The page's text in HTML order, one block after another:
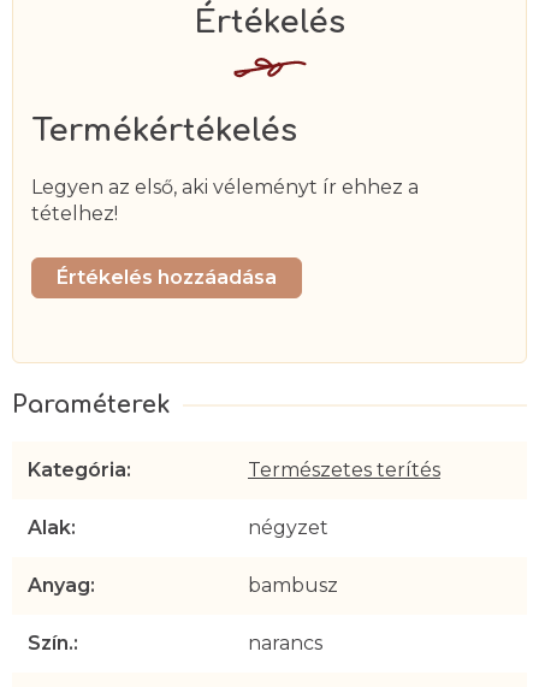
Termékértékelés
Legyen az első, aki véleményt ír ehhez a
tételhez!
Értékelés hozzáadása
Kategória: Természetes terítés
Alak: négyzet
Anyag: bambusz
Szín.: narancs